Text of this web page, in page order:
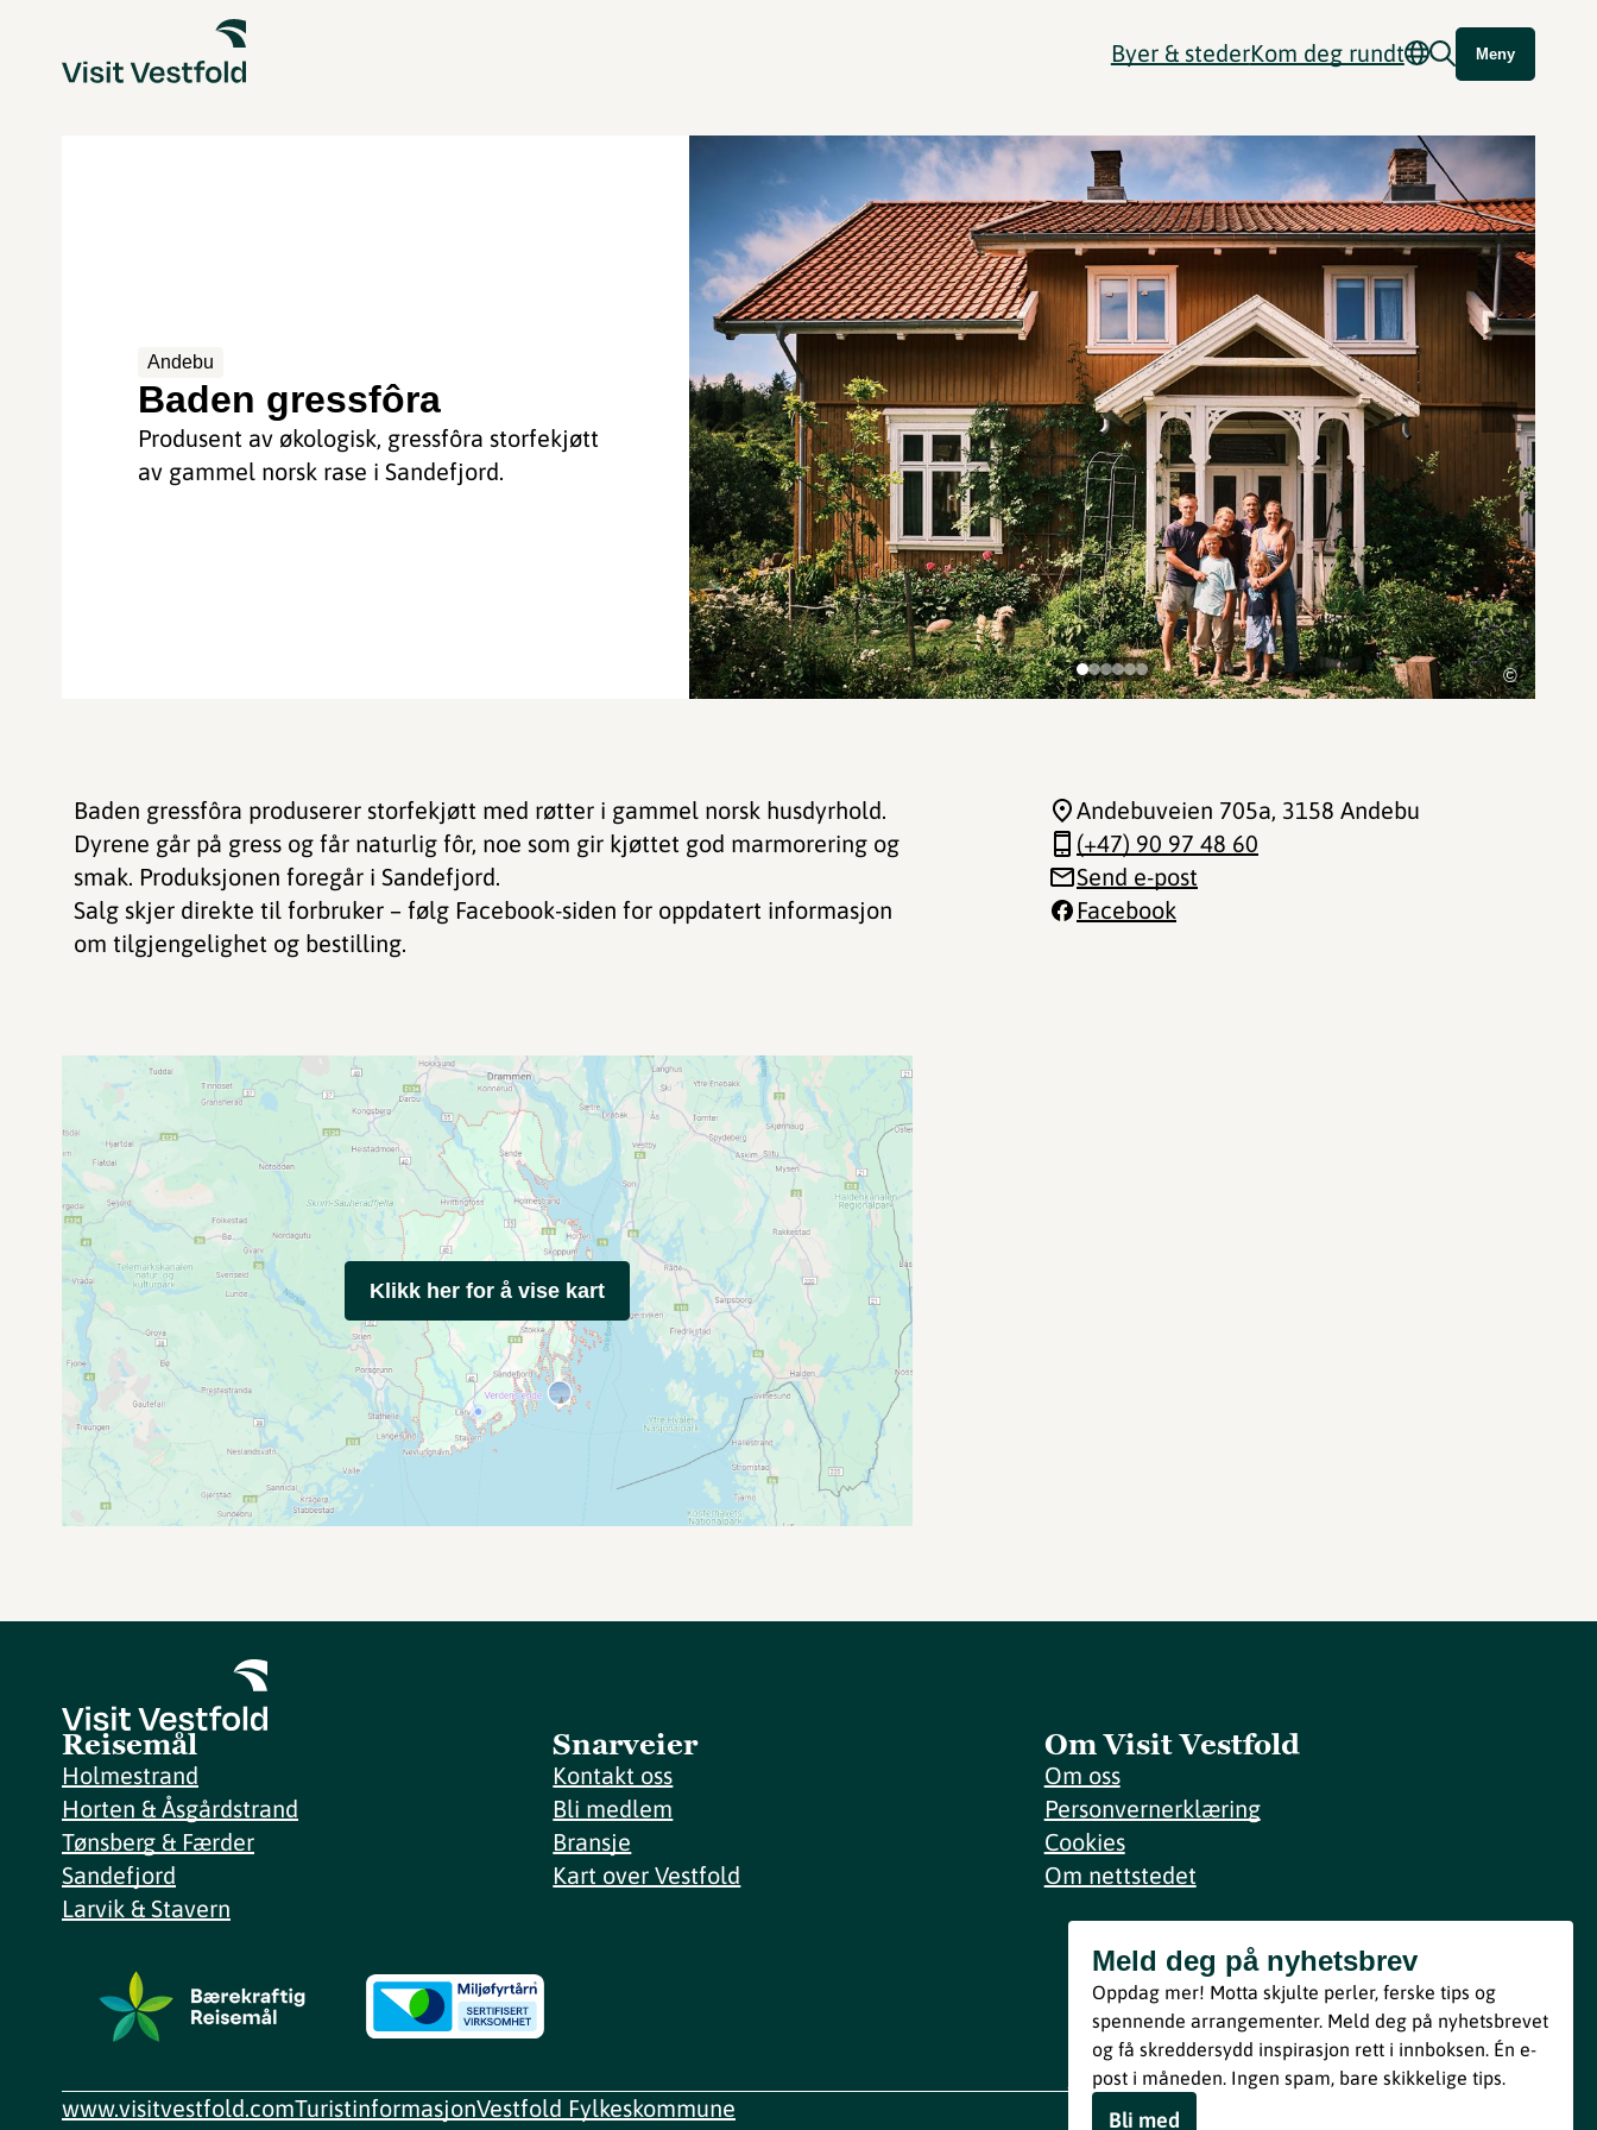
Byer & stederKom deg rundt Meny
Andebu
Baden gressfôra
Produsent av økologisk, gressfôra storfekjøtt
av gammel norsk rase i Sandefjord.
©
Baden gressfôra produserer storfekjøtt med røtter i gammel norsk husdyrhold.
Dyrene går på gress og får naturlig fôr, noe som gir kjøttet god marmorering og
smak. Produksjonen foregår i Sandefjord.
Salg skjer direkte til forbruker – følg Facebook-siden for oppdatert informasjon
om tilgjengelighet og bestilling.
Andebuveien 705a, 3158 Andebu
(+47) 90 97 48 60
Send e-post
Facebook
Klikk her for å vise kart
Reisemål
Holmestrand
Horten & Åsgårdstrand
Tønsberg & Færder
Sandefjord
Larvik & Stavern
Snarveier
Kontakt oss
Bli medlem
Bransje
Kart over Vestfold
Om Visit Vestfold
Om oss
Personvernerklæring
Cookies
Om nettstedet
Meld deg på nyhetsbrev
Bli med
Ved å melde deg inn godtar du våre vilkår i henhold til vår
personvernerklæring.
Meld deg på nyhetsbrev
Oppdag mer! Motta skjulte perler, ferske tips og
spennende arrangementer. Meld deg på nyhetsbrevet
og få skreddersydd inspirasjon rett i innboksen. Én e-
post i måneden. Ingen spam, bare skikkelige tips.
Bli med
www.visitvestfold.comTuristinformasjonVestfold Fylkeskommune